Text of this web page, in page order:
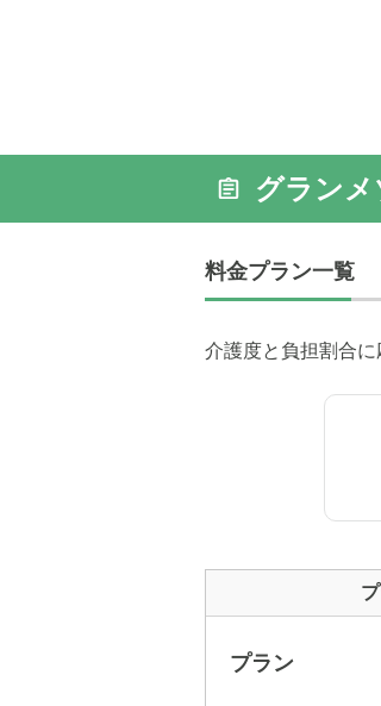
グラン
料金プラン一覧
介護度と負担割合に
プラン